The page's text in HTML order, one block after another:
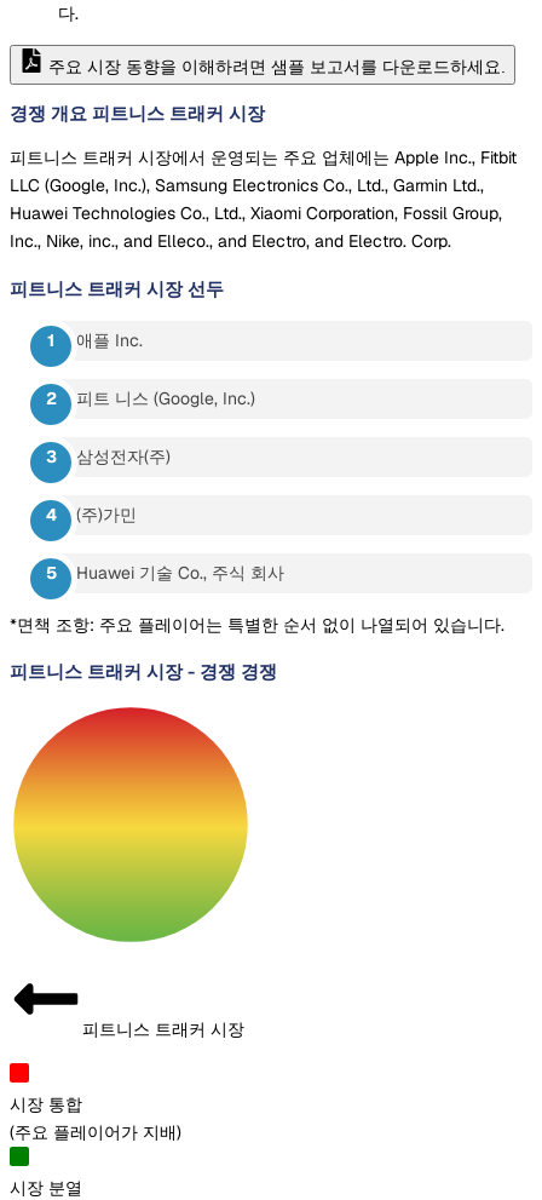
다.
주요 시장 동향을 이해하려면 샘플 보고서를 다운로드하세요.
경쟁 개요 피트니스 트래커 시장
피트니스 트래커 시장에서 운영되는 주요 업체에는 Apple Inc., Fitbit
LLC (Google, Inc.), Samsung Electronics Co., Ltd., Garmin Ltd.,
Huawei Technologies Co., Ltd., Xiaomi Corporation, Fossil Group,
Inc., Nike, inc., and Elleco., and Electro, and Electro. Corp.
피트니스 트래커 시장 선두
애플 Inc.
피트 니스 (Google, Inc.)
삼성전자(주)
(주)가민
Huawei 기술 Co., 주식 회사
*면책 조항: 주요 플레이어는 특별한 순서 없이 나열되어 있습니다.
피트니스 트래커 시장- 경쟁 경쟁
피트니스 트래커 시장
시장 통합
(주요 플레이어가 지배)
시장 분열